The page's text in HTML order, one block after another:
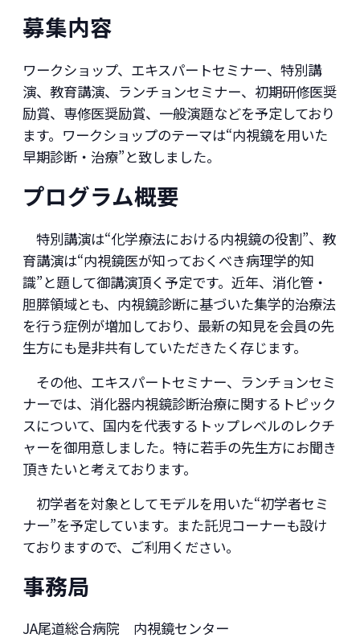
募集内容
ワークショップ、エキスパートセミナー、特別講
演、教育講演、ランチョンセミナー、初期研修医奨
励賞、専修医奨励賞、一般演題などを予定しており
ます。ワークショップのテーマは“内視鏡を用いた
早期診断・治療”と致しました。
プログラム概要
特別講演は“化学療法における内視鏡の役割”、教
育講演は“内視鏡医が知っておくべき病理学的知
識”と題して御講演頂く予定です。近年、消化管・
胆膵領域とも、内視鏡診断に基づいた集学的治療法
を行う症例が増加しており、最新の知見を会員の先
生方にも是非共有していただきたく存じます。
その他、エキスパートセミナー、ランチョンセミ
ナーでは、消化器内視鏡診断治療に関するトピック
スについて、国内を代表するトップレベルのレクチ
ャーを御用意しました。特に若手の先生方にお聞き
頂きたいと考えております。
初学者を対象としてモデルを用いた“初学者セミ
ナー”を予定しています。また託児コーナーも設け
ておりますので、ご利用ください。
事務局
JA尾道総合病院 内視鏡センター